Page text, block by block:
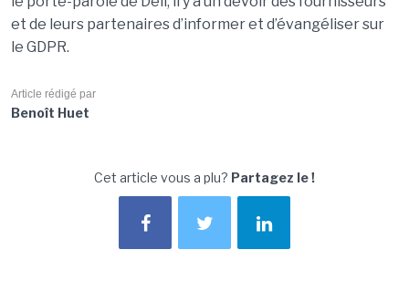
et de leurs partenaires d’informer et d’évangéliser sur
le GDPR.
Article rédigé par
Benoît Huet
Cet article vous a plu? Partagez le !